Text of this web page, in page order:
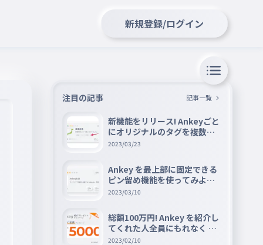
新規登録/ログイン
注目の記事 記事一覧
新機能をリリース! Ankeyごと
にオリジナルのタグを複数設
定できる『タグ機能』を紹介
2023/03/23
Ankey を最上部に固定できる
ピン留め機能を使ってみよう
📌
2023/03/10
総額100万円! Ankey を紹介し
てくれた人全員にもれなく A
mazon ギフト券 5000 円分を
2023/02/10